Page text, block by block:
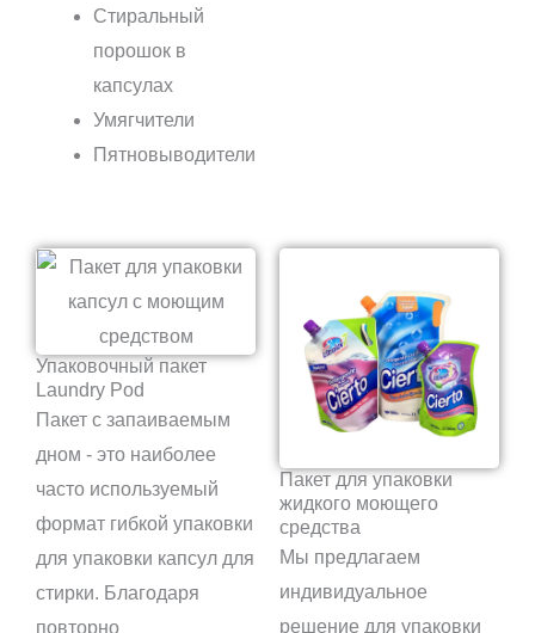
Стиральный
порошок в
капсулах
Умягчители
Пятновыводители
Упаковочный пакет
Laundry Pod
Пакет с запаиваемым
дном - это наиболее
часто используемый
формат гибкой упаковки
для упаковки капсул для
стирки. Благодаря
повторно
Пакет для упаковки
жидкого моющего
средства
Мы предлагаем
индивидуальное
решение для упаковки